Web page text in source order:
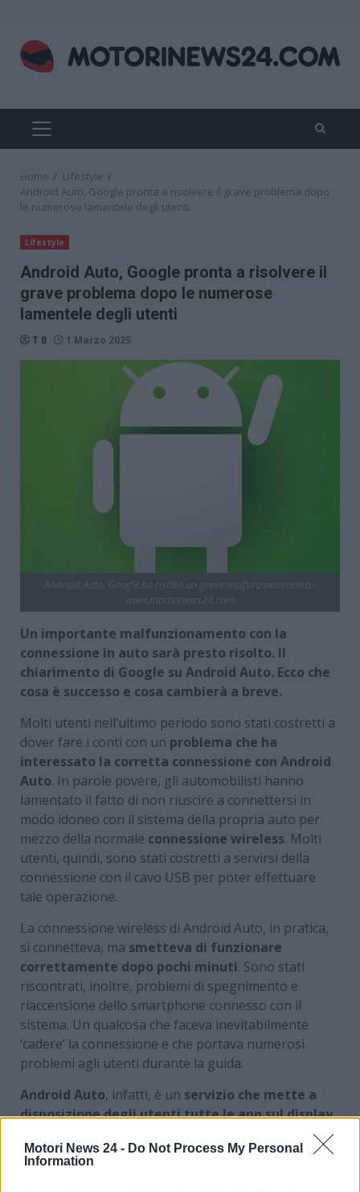
Motori News 24 - Do Not Process My Personal
Information
content
PRIMARY
MENU
Home
Lifestyle
Android Auto, Google pronta a risolvere il grave problema dopo
le numerose lamentele degli utenti
Lifestyle
Android Auto, Google pronta a risolvere il
grave problema dopo le numerose
lamentele degli utenti
T B 1 Marzo 2025
Un importante malfunzionamento con la
connessione in auto sarà presto risolto. Il
chiarimento di Google su Android Auto. Ecco che
cosa è successo e cosa cambierà a breve.
Molti utenti nell’ultimo periodo sono stati costretti a
dover fare i conti con un problema che ha
interessato la corretta connessione con Android
Auto. In parole povere, gli automobilisti hanno
lamentato il fatto di non riuscire a connettersi in
modo idoneo con il sistema della propria auto per
mezzo della normale connessione wireless. Molti
utenti, quindi, sono stati costretti a servirsi della
connessione con il cavo USB per poter effettuare
tale operazione.
La connessione wireless di Android Auto, in pratica,
si connetteva, ma smetteva di funzionare
correttamente dopo pochi minuti. Sono stati
riscontrati, inoltre, problemi di spegnimento e
riaccensione dello smartphone connesso con il
sistema. Un qualcosa che faceva inevitabilmente
‘cadere’ la connessione e che portava numerosi
problemi agli utenti durante la guida.
Android Auto, infatti, è un servizio che mette a
disposizione degli utenti tutte le app sul display
distrare l’utente durante la guida, permettendo il